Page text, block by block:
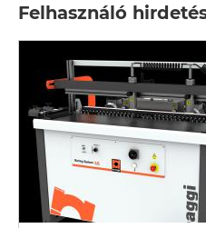
Felhasználó